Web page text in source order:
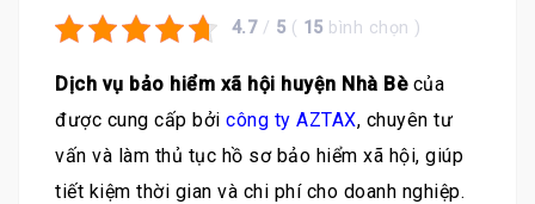
4.7 / 5 ( 15 bình chọn )
Dịch vụ bảo hiểm xã hội huyện Nhà Bècủa
được cung cấp bởi công ty AZTAX, chuyên tư
vấn và làm thủ tục hồ sơ bảo hiểm xã hội, giúp
tiết kiệm thời gian và chi phí cho doanh nghiệp.